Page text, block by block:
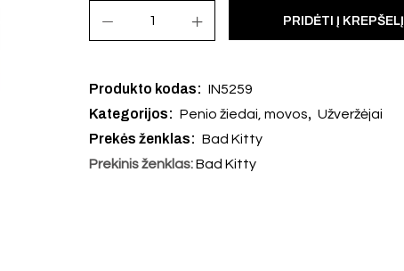
PRIDĖTI Į KREPŠELĮ
Produkto kodas: IN5259
Kategorijos: Penio žiedai, movos, Užveržėjai
Prekės ženklas: Bad Kitty
Prekinis ženklas:Bad Kitty